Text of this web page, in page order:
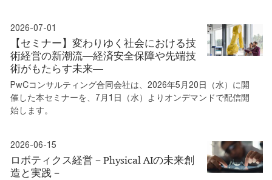
2026-07-01
【セミナー】変わりゆく社会における技
術経営の新潮流―経済安全保障や先端技
術がもたらす未来―
PwCコンサルティング合同会社は、2026年5月20日（水）に開
催した本セミナーを、7月1日（水）よりオンデマンドで配信開
始します。
2026-06-15
ロボティクス経営－Physical AIの未来創
造と実践－